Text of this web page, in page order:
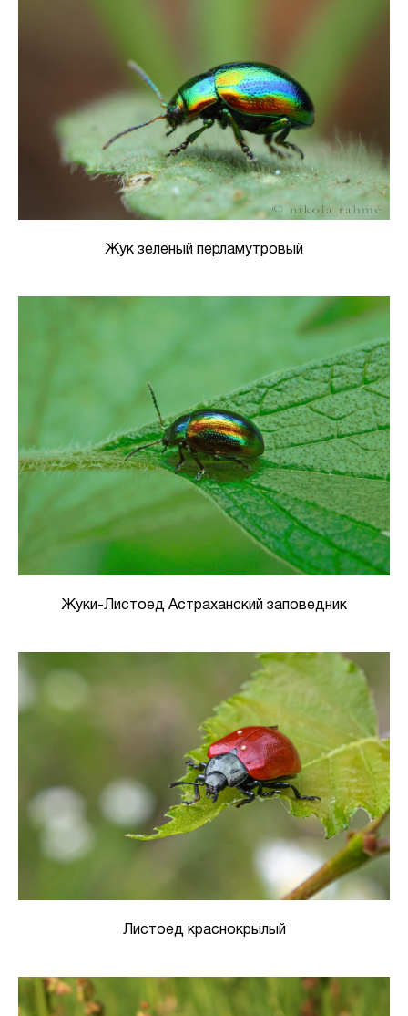
Жук зеленый перламутровый
Жуки-Листоед Астраханский заповедник
Листоед краснокрылый